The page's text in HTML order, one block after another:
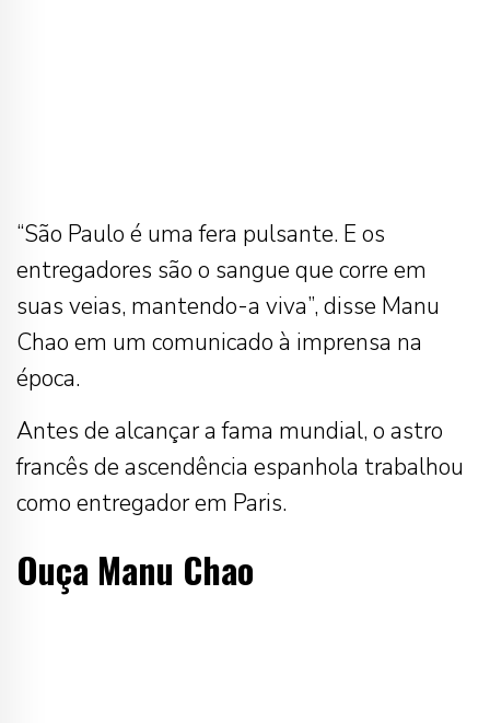
“São Paulo é uma fera pulsante. E os
entregadores são o sangue que corre em
suas veias, mantendo-a viva”, disse Manu
Chao em um comunicado à imprensa na
época.
Antes de alcançar a fama mundial, o astro
francês de ascendência espanhola trabalhou
como entregador em Paris.
Ouça Manu Chao